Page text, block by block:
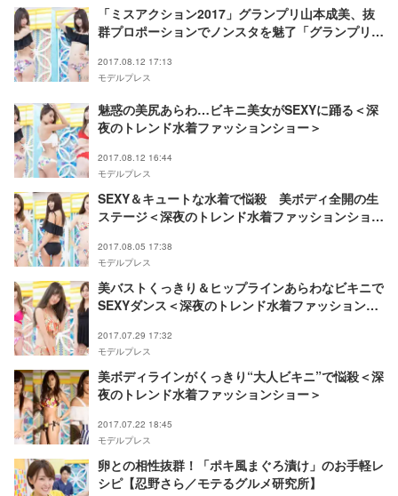
「ミスアクション2017」グランプリ山本成美、抜
群プロポーションでノンスタを魅了「グランプリは
2017.08.12 17:13
モデルプレス
魅惑の美尻あらわ…ビキニ美女がSEXYに踊る＜深
夜のトレンド水着ファッションショー＞
2017.08.12 16:44
モデルプレス
SEXY＆キュートな水着で悩殺 美ボディ全開の生
ステージ＜深夜のトレンド水着ファッションショー
2017.08.05 17:38
モデルプレス
美バストくっきり＆ヒップラインあらわなビキニで
SEXYダンス＜深夜のトレンド水着ファッションシ
2017.07.29 17:32
モデルプレス
美ボディラインがくっきり“大人ビキニ”で悩殺＜深
夜のトレンド水着ファッションショー＞
2017.07.22 18:45
モデルプレス
卵との相性抜群！「ポキ風まぐろ漬け」のお手軽レ
シピ【忍野さら／モテるグルメ研究所】